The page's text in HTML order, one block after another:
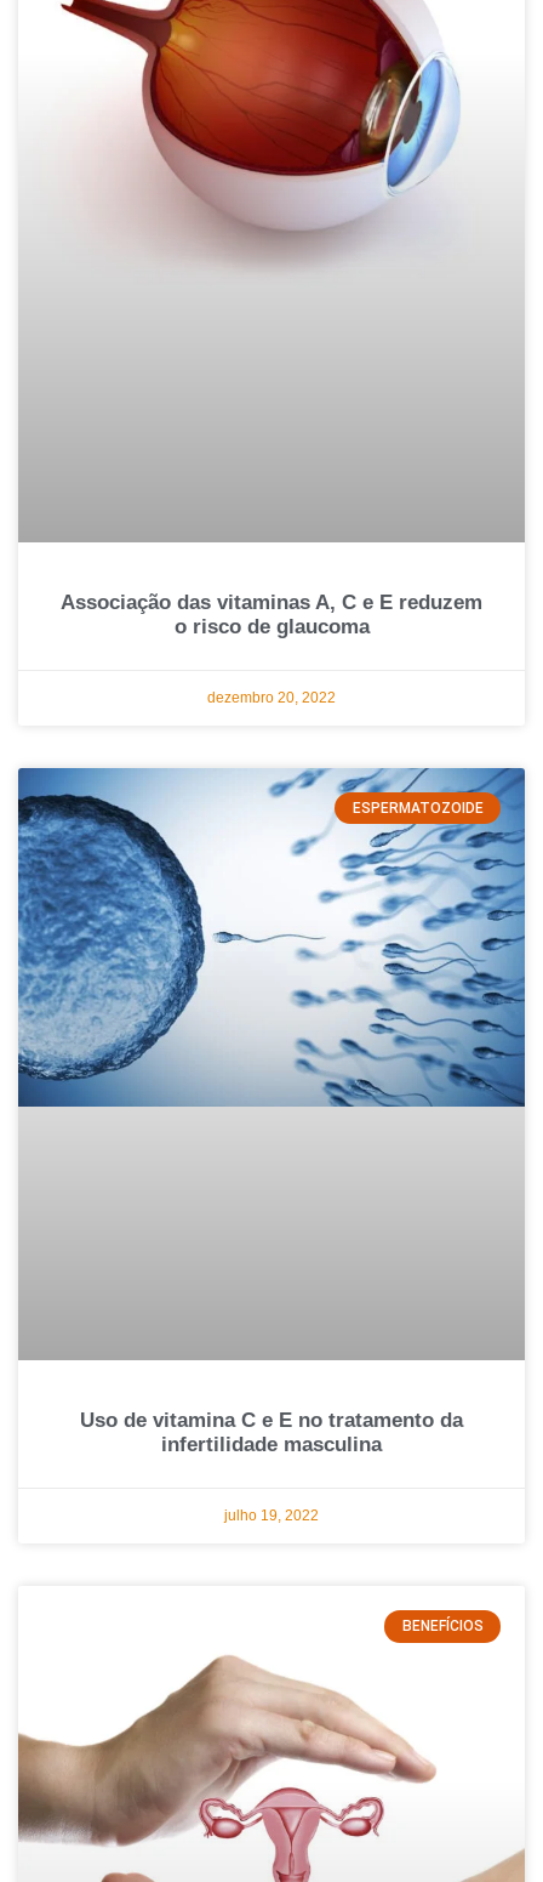
Associação das vitaminas A, C e E reduzem
o risco de glaucoma
dezembro 20, 2022
ESPERMATOZOIDE
Uso de vitamina C e E no tratamento da
infertilidade masculina
julho 19, 2022
BENEFÍCIOS